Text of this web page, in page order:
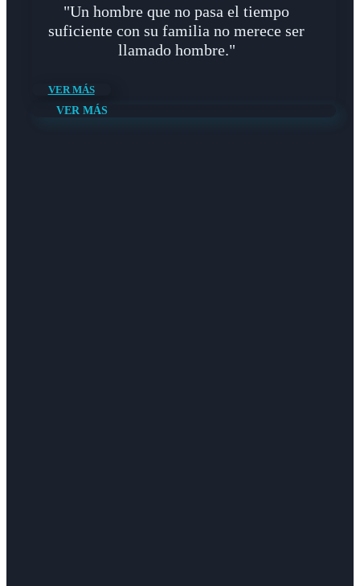
"Un hombre que no pasa el tiempo
suficiente con su familia no merece ser
llamado hombre."
VER MÁS
VER MÁS